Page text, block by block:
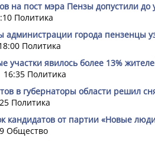
на пост мэра Пензы допустили до
Политика
администрации города пензенцы
Политика
участки явилось более 13%
16:35 Политика
в губернаторы области решил
Политика
кандидатов от партии «Новые
Общество